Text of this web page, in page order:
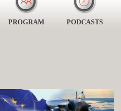
PROGRAM PODCASTS